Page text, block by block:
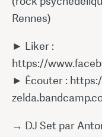
Rennes)
► Liker :
https://
► Écouter :
→ DJ Set par